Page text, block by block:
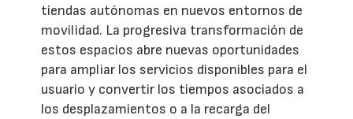
tiendas autónomas en nuevos entornos de
movilidad. La progresiva transformación de
estos espacios abre nuevas oportunidades
para ampliar los servicios disponibles para el
usuario y convertir los tiempos asociados a
los desplazamientos o a la recarga del